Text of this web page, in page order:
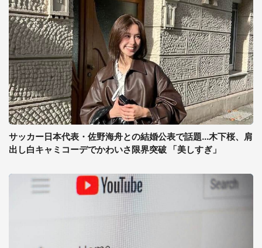
サッカー日本代表・佐野海舟との結婚公表で話題...木下桜、肩
出し白キャミコーデでかわいさ限界突破 「美しすぎ」